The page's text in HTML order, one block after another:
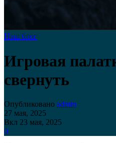
Наш блог
Игровая
свернуть
Опубликовано admin
27 мая, 2025
Вкл 23 мая, 2025
0